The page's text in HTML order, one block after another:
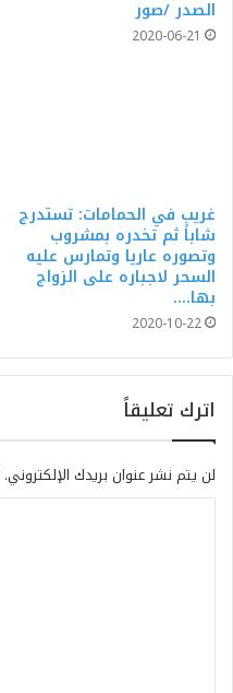
الصدر /صور
2020-06-21
غريب في الحمامات: تستدرج
شاباً ثم تخدره بمشروب
وتصوره عاريا وتمارس عليه
السحر لاجباره على الزواج
بها….
2020-10-22
اترك تعليقاً
لن يتم نشر عنوان بريدك الإلكتروني.